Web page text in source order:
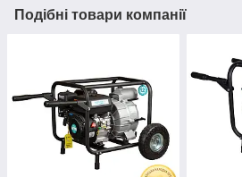
Подібні товари компанії